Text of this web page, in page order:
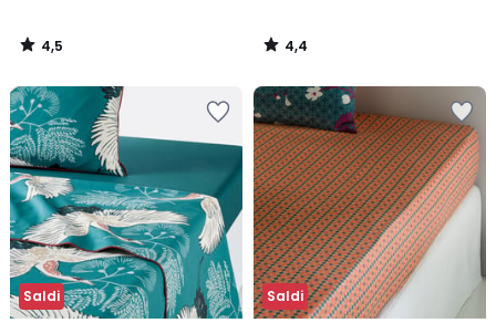
12,99
€
di
sconto
applicato.
4,5
/
4,4
/
Saldi Saldi